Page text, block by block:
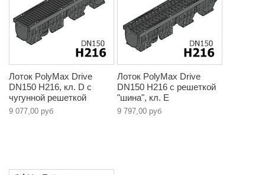
Лоток PolyMax Drive
DN150 H216, кл. D с
чугунной решеткой
9 077,00 руб
Лоток PolyMax Drive
DN150 H216 с решеткой
"шина", кл. E
9 797,00 руб